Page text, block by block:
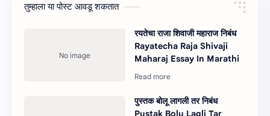
तुम्‍हाला या पोस्‍ट आवडू शकतात
रयतेचा राजा शिवाजी महाराज निबंध
Rayatecha Raja Shivaji
Maharaj Essay In Marathi
पुस्तक बोलू लागली तर निबंध
Pustak Bolu Lagli Tar